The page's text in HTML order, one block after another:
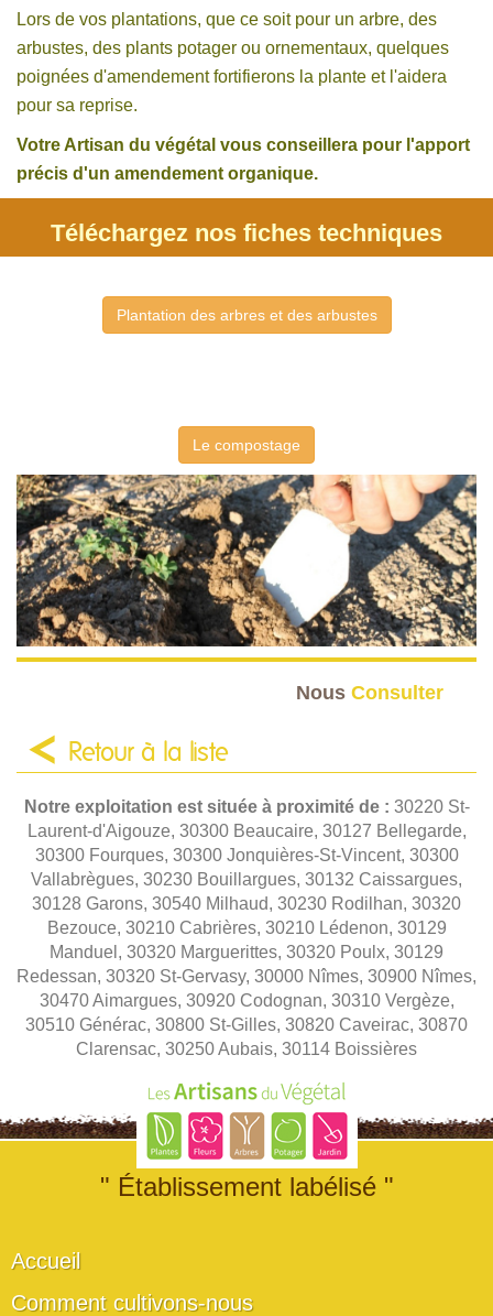
Lors de vos plantations, que ce soit pour un arbre, des
arbustes, des plants potager ou ornementaux, quelques
poignées d'amendement fortifierons la plante et l'aidera
pour sa reprise.
Votre Artisan du végétal vous conseillera pour l'apport
précis d'un amendement organique.
Téléchargez nos fiches techniques
Plantation des arbres et des arbustes
Le compostage
Nous Consulter
Retour à la liste
Notre exploitation est située à proximité de : 30220 St-
Laurent-d'Aigouze, 30300 Beaucaire, 30127 Bellegarde,
30300 Fourques, 30300 Jonquières-St-Vincent, 30300
Vallabrègues, 30230 Bouillargues, 30132 Caissargues,
30128 Garons, 30540 Milhaud, 30230 Rodilhan, 30320
Bezouce, 30210 Cabrières, 30210 Lédenon, 30129
Manduel, 30320 Marguerittes, 30320 Poulx, 30129
Redessan, 30320 St-Gervasy, 30000 Nîmes, 30900 Nîmes,
30470 Aimargues, 30920 Codognan, 30310 Vergèze,
30510 Générac, 30800 St-Gilles, 30820 Caveirac, 30870
Clarensac, 30250 Aubais, 30114 Boissières
" Établissement labélisé "
Accueil
Comment cultivons-nous